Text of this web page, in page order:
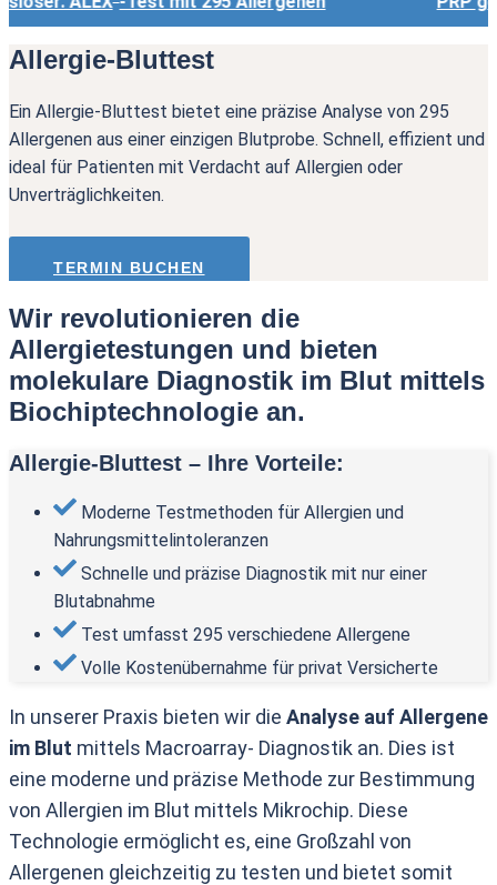
Allergie-Bluttest
Ein Allergie-Bluttest bietet eine präzise Analyse von 295
Allergenen aus einer einzigen Blutprobe. Schnell, effizient und
ideal für Patienten mit Verdacht auf Allergien oder
Unverträglichkeiten.
TERMIN BUCHEN
Wir revolutionieren die
Allergietestungen und bieten
molekulare Diagnostik im Blut mittels
Biochiptechnologie an.
Allergie-Bluttest – Ihre Vorteile:
Moderne Testmethoden für Allergien und
Nahrungsmittelintoleranzen
Schnelle und präzise Diagnostik mit nur einer
Blutabnahme
Test umfasst 295 verschiedene Allergene
Volle Kostenübernahme für privat Versicherte
In unserer Praxis bieten wir die Analyse auf Allergene
im Blut mittels Macroarray- Diagnostik an. Dies ist
eine moderne und präzise Methode zur Bestimmung
von Allergien im Blut mittels Mikrochip. Diese
Technologie ermöglicht es, eine Großzahl von
Allergenen gleichzeitig zu testen und bietet somit